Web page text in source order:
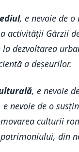
, e nevoie de
activității Gărzii
la dezvoltarea
a deșeurilor.
, e nevoie
nevoie de o
culturii
din